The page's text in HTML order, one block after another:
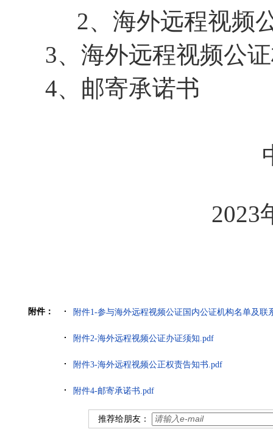
2、海外远程视频
3、海外远程视频公
4、邮寄承诺书
2023
附件： 附件1-参与海外远程视频公证国内公证机构名单及联
附件2-海外远程视频公证办证须知.pdf
附件3-海外远程视频公正权责告知书.pdf
附件4-邮寄承诺书.pdf
推荐给朋友：